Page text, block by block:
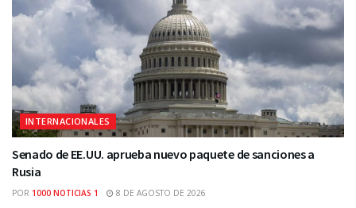
INTERNACIONALES
Senado de EE.UU. aprueba nuevo paquete de sanciones a
Rusia
POR 1000 NOTICIAS 1 8 DE AGOSTO DE 2026